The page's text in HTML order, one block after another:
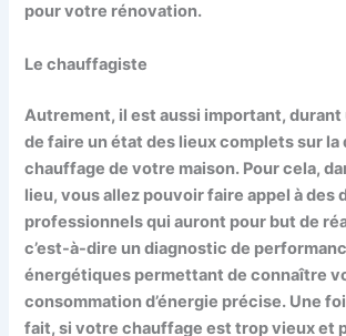
pour votre rénovation.
Le chauffagiste
Autrement, il est aussi important,
de faire un état des lieux complets sur la
chauffage de votre maison. Pour cela,
lieu, vous allez pouvoir faire appel à des
professionnels qui auront pour but de
c’est-à-dire un diagnostic de
énergétiques permettant de connaître
consommation d’énergie précise. Une
fait, si votre chauffage est trop vieux et